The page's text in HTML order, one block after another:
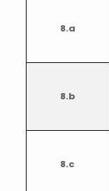
8.a
8.b
8.c